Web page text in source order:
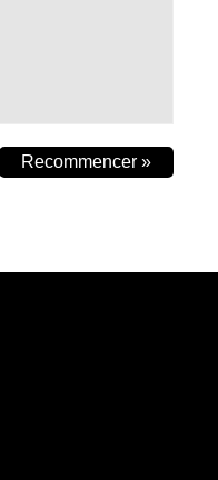
Recommencer »